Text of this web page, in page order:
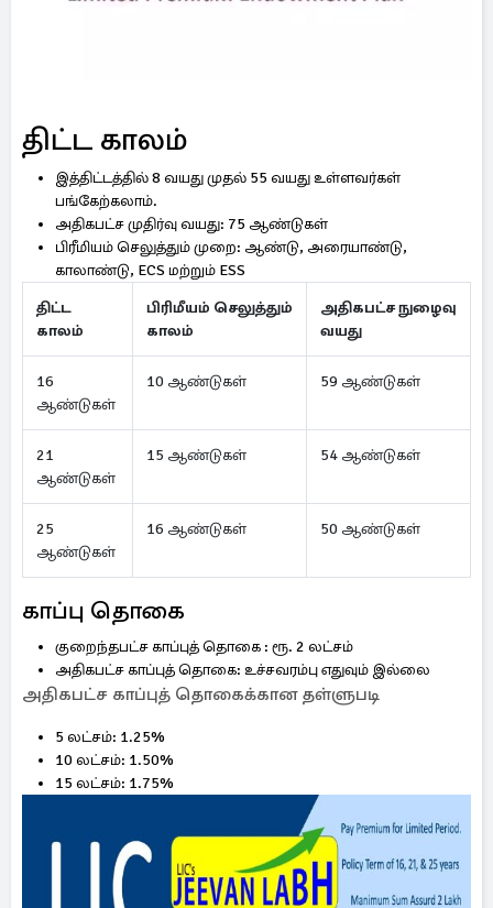
திட்ட காலம்
இத்திட்டத்தில் 8 வயது முதல் 55 வயது உள்ளவர்கள்
பங்கேற்கலாம்.
அதிகபட்ச முதிர்வு வயது: 75 ஆண்டுகள்
பிரீமியம் செலுத்தும் முறை: ஆண்டு, அரையாண்டு,
காலாண்டு, ECS மற்றும் ESS
திட்ட
காலம்
பிரிமீயம் செலுத்தும்
காலம்
அதிகபட்ச நுழைவு
வயது
16
ஆண்டுகள்
10 ஆண்டுகள் 59 ஆண்டுகள்
21
ஆண்டுகள்
15 ஆண்டுகள் 54 ஆண்டுகள்
25
ஆண்டுகள்
16 ஆண்டுகள் 50 ஆண்டுகள்
காப்பு தொகை
குறைந்தபட்ச காப்புத் தொகை : ரூ. 2 லட்சம்
அதிகபட்ச காப்புத் தொகை: உச்சவரம்பு எதுவும் இல்லை
அதிகபட்ச காப்புத் தொகைக்கான தள்ளுபடி
5 லட்சம்: 1.25%
10 லட்சம்: 1.50%
15 லட்சம்: 1.75%